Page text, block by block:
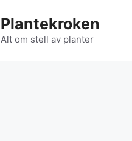
Plantekroken
Alt om stell av planter